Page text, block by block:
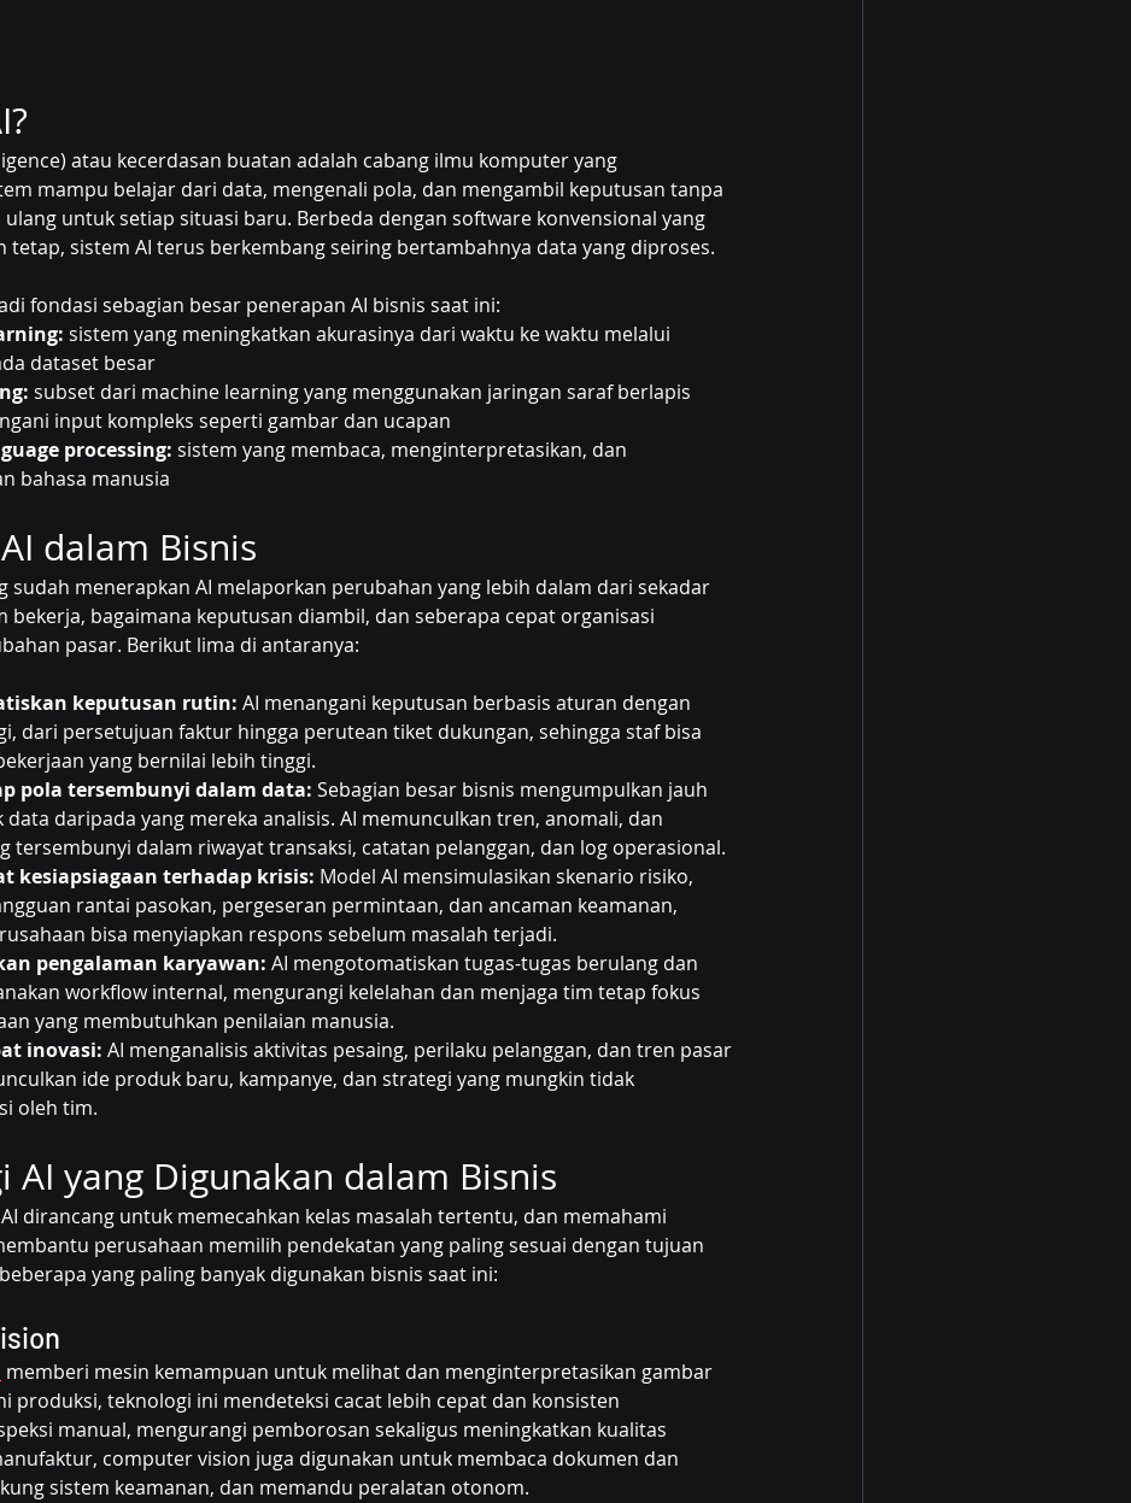
atau kecerdasan buatan adalah cabang ilmu komputer yang
mampu belajar dari data, mengenali pola, dan mengambil keputusan tanpa
untuk setiap situasi baru. Berbeda dengan software konvensional yang
tetap, sistem AI terus berkembang seiring bertambahnya data yang diproses.
fondasi sebagian besar penerapan AI bisnis saat ini:
sistem yang meningkatkan akurasinya dari waktu ke waktu melalui
dataset besar
subset dari machine learning yang menggunakan jaringan saraf berlapis
input kompleks seperti gambar dan ucapan
processing: sistem yang membaca, menginterpretasikan, dan
bahasa manusia
dalam Bisnis
sudah menerapkan AI melaporkan perubahan yang lebih dalam dari sekadar
bekerja, bagaimana keputusan diambil, dan seberapa cepat organisasi
pasar. Berikut lima di antaranya:
keputusan rutin: AI menangani keputusan berbasis aturan dengan
dari persetujuan faktur hingga perutean tiket dukungan, sehingga staf bisa
yang bernilai lebih tinggi.
pola tersembunyi dalam data: Sebagian besar bisnis mengumpulkan jauh
data daripada yang mereka analisis. AI memunculkan tren, anomali, dan
tersembunyi dalam riwayat transaksi, catatan pelanggan, dan log operasional.
kesiapsiagaan terhadap krisis: Model AI mensimulasikan skenario risiko,
rantai pasokan, pergeseran permintaan, dan ancaman keamanan,
bisa menyiapkan respons sebelum masalah terjadi.
pengalaman karyawan: AI mengotomatiskan tugas-tugas berulang dan
workflow internal, mengurangi kelelahan dan menjaga tim tetap fokus
yang membutuhkan penilaian manusia.
inovasi: AI menganalisis aktivitas pesaing, perilaku pelanggan, dan tren pasar
ide produk baru, kampanye, dan strategi yang mungkin tidak
oleh tim.
AI yang Digunakan dalam Bisnis
dirancang untuk memecahkan kelas masalah tertentu, dan memahami
perusahaan memilih pendekatan yang paling sesuai dengan tujuan
yang paling banyak digunakan bisnis saat ini:
memberi mesin kemampuan untuk melihat dan menginterpretasikan gambar
produksi, teknologi ini mendeteksi cacat lebih cepat dan konsisten
manual, mengurangi pemborosan sekaligus meningkatkan kualitas
computer vision juga digunakan untuk membaca dokumen dan
sistem keamanan, dan memandu peralatan otonom.